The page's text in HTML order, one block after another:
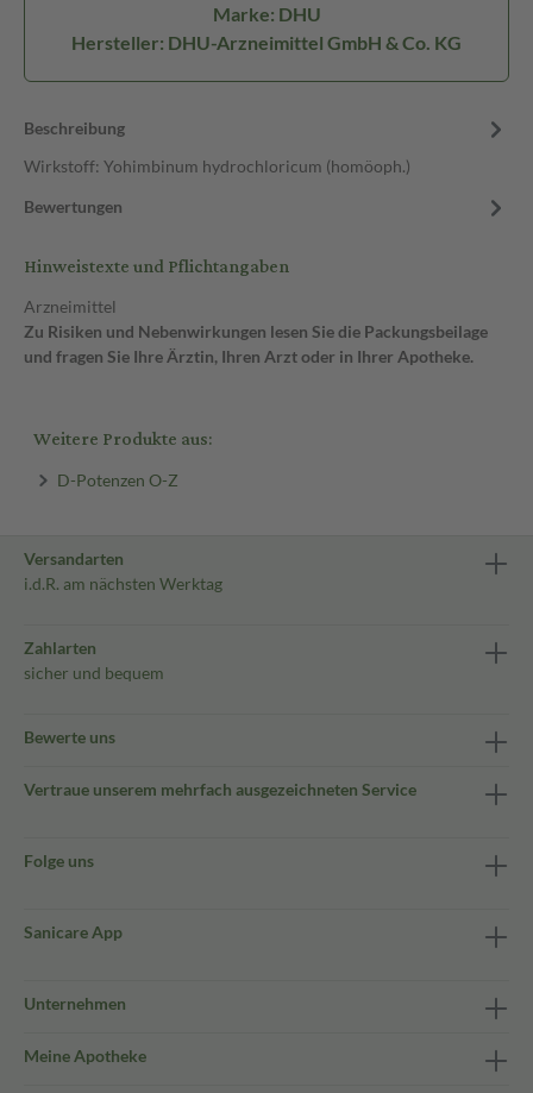
Marke: DHU
Hersteller: DHU-Arzneimittel GmbH & Co. KG
Beschreibung
Wirkstoff: Yohimbinum hydrochloricum (homöoph.)
Bewertungen
Hinweistexte und Pflichtangaben
Arzneimittel
Zu Risiken und Nebenwirkungen lesen Sie die Packungsbeilage
und fragen Sie Ihre Ärztin, Ihren Arzt oder in Ihrer Apotheke.
Weitere Produkte aus:
D-Potenzen O-Z
Versandarten
i.d.R. am nächsten Werktag
Zahlarten
sicher und bequem
Bewerte uns
Vertraue unserem mehrfach ausgezeichneten Service
Folge uns
Sanicare App
Unternehmen
Meine Apotheke